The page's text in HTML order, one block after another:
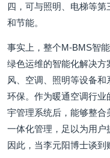
四，可与照明、电梯等第
和节能。
事实上，整个M-BMS智
绿色运维的智能化解决方
风、空调、照明等设备
环保。作为暖通空调行
宇管理系统后，能够整
一体化管理，足以为用户
因此，当李元阳博士谈到